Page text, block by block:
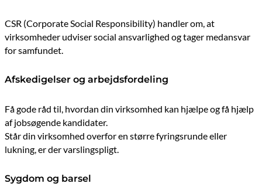
CSR (Corporate Social Responsibility) handler om, at
virksomheder udviser social ansvarlighed og tager medansvar
for samfundet.
Afskedigelser og arbejdsfordeling
Få gode råd til, hvordan din virksomhed kan hjælpe og få hjælp
af jobsøgende kandidater.
Står din virksomhed overfor en større fyringsrunde eller
lukning, er der varslingspligt.
Sygdom og barsel